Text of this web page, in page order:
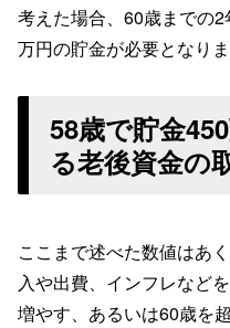
考えた場合、60歳までの
万円の貯金が必要となりま
58歳で貯金
る老後資金の
ここまで述べた数値はあ
入や出費、インフレなど
増やす、あるいは60歳を